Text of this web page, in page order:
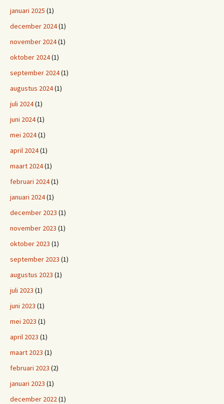
januari 2025 (1)
december 2024(1)
november 2024(1)
oktober 2024(1)
september 2024(1)
augustus 2024(1)
juli 2024(1)
juni 2024(1)
mei 2024(1)
april 2024(1)
maart 2024(1)
februari 2024(1)
januari 2024(1)
december 2023 (1)
november 2023 (1)
oktober 2023 (1)
september 2023 (1)
augustus 2023 (1)
juli 2023 (1)
juni 2023 (1)
mei 2023 (1)
april 2023 (1)
maart 2023 (1)
februari 2023 (2)
januari 2023 (1)
december 2022(1)